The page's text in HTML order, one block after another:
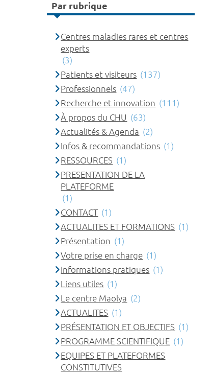
Par rubrique
Centres maladies rares et centres
experts
(3)
Patients et visiteurs (137)
Professionnels (47)
Recherche et innovation (111)
À propos du CHU (63)
Actualités & Agenda (2)
Infos & recommandations (1)
RESSOURCES (1)
PRESENTATION DE LA
PLATEFORME
(1)
CONTACT (1)
ACTUALITES ET FORMATIONS (1)
Présentation (1)
Votre prise en charge (1)
Informations pratiques (1)
Liens utiles (1)
Le centre Maolya (2)
ACTUALITES (1)
PRÉSENTATION ET OBJECTIFS (1)
PROGRAMME SCIENTIFIQUE (1)
EQUIPES ET PLATEFORMES
CONSTITUTIVES